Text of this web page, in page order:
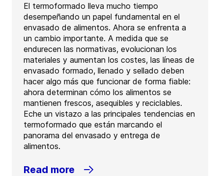
El termoformado lleva mucho tiempo
desempeñando un papel fundamental en el
envasado de alimentos. Ahora se enfrenta a
un cambio importante. A medida que se
endurecen las normativas, evolucionan los
materiales y aumentan los costes, las líneas de
envasado formado, llenado y sellado deben
hacer algo más que funcionar de forma fiable:
ahora determinan cómo los alimentos se
mantienen frescos, asequibles y reciclables.
Eche un vistazo a las principales tendencias en
termoformado que están marcando el
panorama del envasado y entrega de
alimentos.
Read more